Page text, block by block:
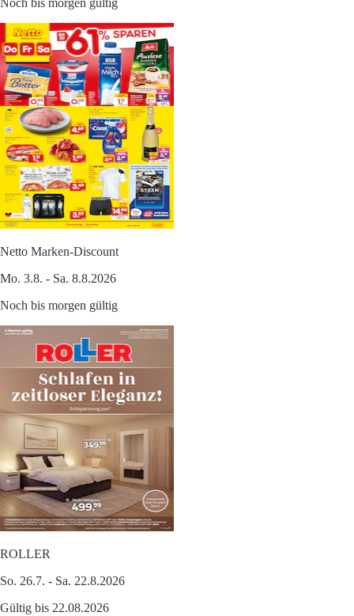
Noch bis morgen gültig
Netto Marken-Discount
Mo. 3.8. - Sa. 8.8.2026
Noch bis morgen gültig
ROLLER
So. 26.7. - Sa. 22.8.2026
Gültig bis 22.08.2026